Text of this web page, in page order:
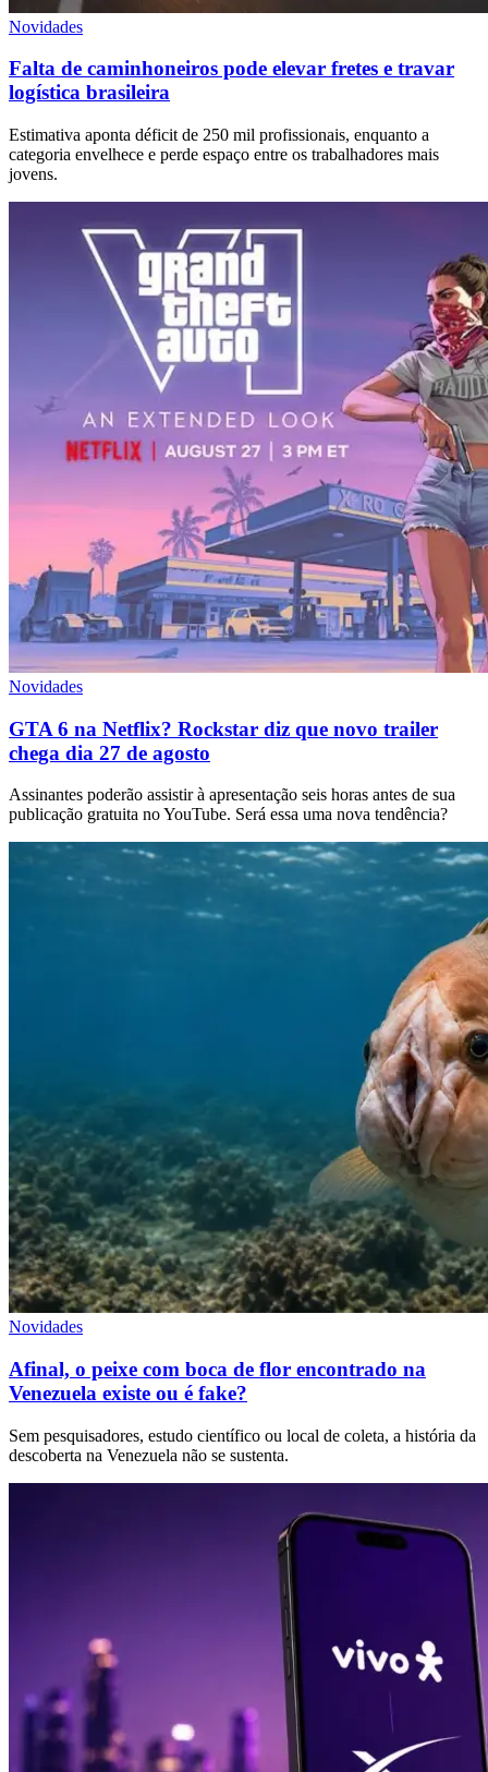
Novidades
Falta de caminhoneiros pode elevar fretes e travar
logística brasileira
Estimativa aponta déficit de 250 mil profissionais, enquanto a
categoria envelhece e perde espaço entre os trabalhadores mais
jovens.
Novidades
GTA 6 na Netflix? Rockstar diz que novo trailer
chega dia 27 de agosto
Assinantes poderão assistir à apresentação seis horas antes de sua
publicação gratuita no YouTube. Será essa uma nova tendência?
Novidades
Afinal, o peixe com boca de flor encontrado na
Venezuela existe ou é fake?
Sem pesquisadores, estudo científico ou local de coleta, a história da
descoberta na Venezuela não se sustenta.